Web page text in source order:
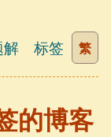
解 标签 繁
的博客